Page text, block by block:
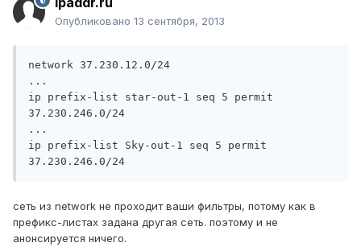
Опубликовано 13 сентября, 2013
network 37.230.12.0/24
...
ip prefix-list star-out-1 seq 5 permit
37.230.246.0/24
...
ip prefix-list Sky-out-1 seq 5 permit
сеть из network не проходит ваши фильтры, потому как в
префикс-листах задана другая сеть. поэтому и не
анонсируется ничего.